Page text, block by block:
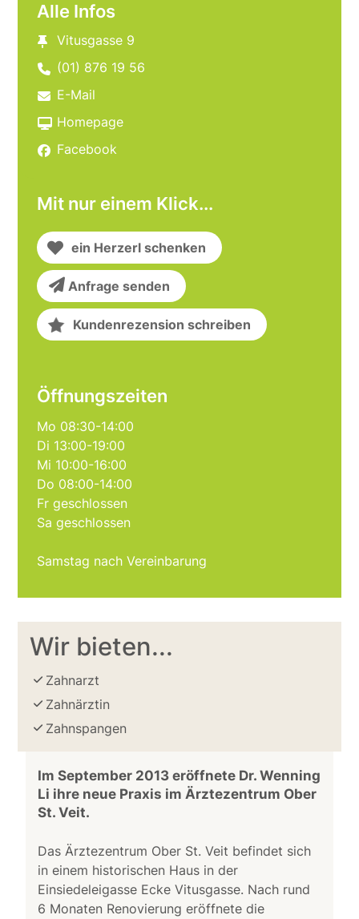
Alle Infos
Vitusgasse 9
(01) 876 19 56
E-Mail
Homepage
Facebook
Mit nur einem Klick...
ein Herzerl schenken
Anfrage senden
Kundenrezension schreiben
Öffnungszeiten
Mo 08:30-14:00
Di 13:00-19:00
Mi 10:00-16:00
Do 08:00-14:00
Fr geschlossen
Sa geschlossen
Samstag nach Vereinbarung
Wir bieten...
Zahnarzt
Zahnärztin
Zahnspangen
Im September 2013 eröffnete Dr. Wenning
Li ihre neue Praxis im Ärztezentrum Ober
St. Veit.
Das Ärztezentrum Ober St. Veit befindet sich
in einem historischen Haus in der
Einsiedeleigasse Ecke Vitusgasse. Nach rund
6 Monaten Renovierung eröffnete die